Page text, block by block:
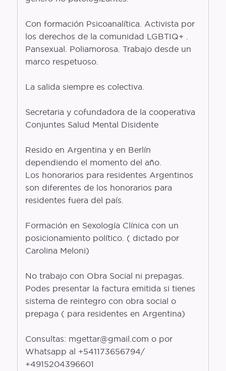
Con formación Psicoanalítica. Activista por
los derechos de la comunidad LGBTIQ+ .
Pansexual. Poliamorosa. Trabajo desde un
marco respetuoso.
La salida siempre es colectiva.
Secretaria y cofundadora de la cooperativa
Conjuntes Salud Mental Disidente
Resido en Argentina y en Berlín
dependiendo el momento del año.
Los honorarios para residentes Argentinos
son diferentes de los honorarios para
residentes fuera del país.
Formación en Sexología Clínica con un
posicionamiento político. ( dictado por
Carolina Meloni)
No trabajo con Obra Social ni prepagas.
Podes presentar la factura emitida si tienes
sistema de reintegro con obra social o
prepaga ( para residentes en Argentina)
Consultas: mgettar@gmail.com o por
Whatsapp al +541173656794/
+4915204396601